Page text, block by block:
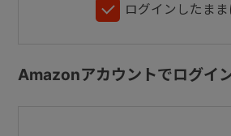
ログインしたまま
Amazonアカウントでログイ